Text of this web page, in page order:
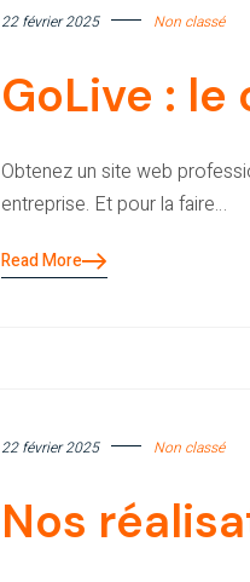
22 février 2025 Non classé
GoLive :
Obtenez un site web
entreprise. Et pour la faire…
Read More
22 février 2025 Non classé
Nos